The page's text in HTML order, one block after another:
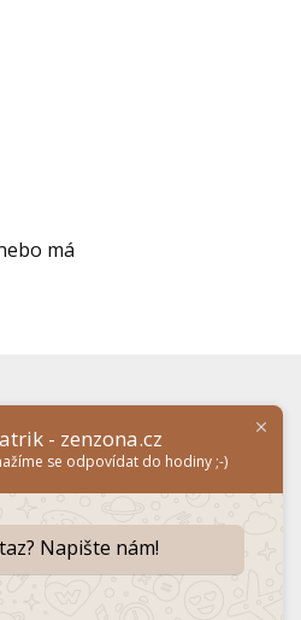
má
- zenzona.cz
se odpovídat do hodiny ;-)
Napište nám!